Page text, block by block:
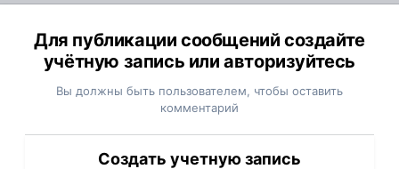
Для публикации сообщений создайте
учётную запись или авторизуйтесь
Вы должны быть пользователем, чтобы оставить
комментарий
Создать учетную запись